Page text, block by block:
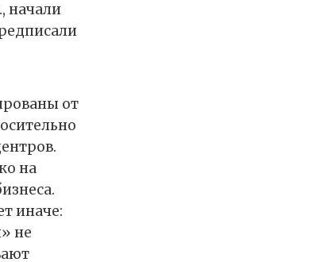
начали
от
на
иначе:
не